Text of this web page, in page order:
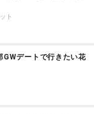
ト
GWデートで行きたい花